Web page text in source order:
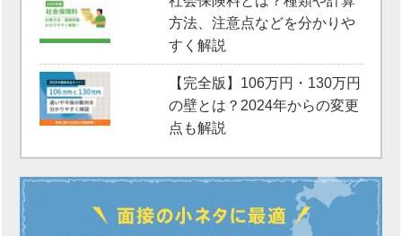
方法、注意点などを分かりや
すく解説
【完全版】106万円・130万円
の壁とは？2024年からの変更
点も解説